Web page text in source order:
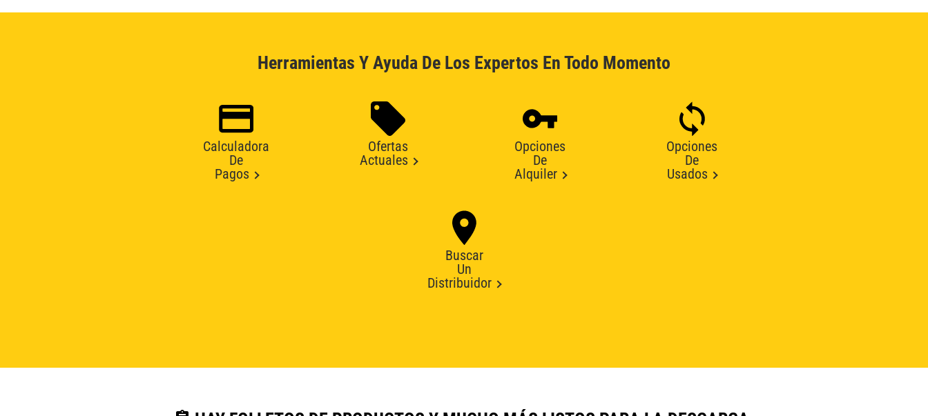
Herramientas Y Ayuda De Los Expertos En Todo Momento
Calculadora
De
Pagos
Ofertas
Actuales
Opciones
De
Alquiler
Opciones
De
Usados
Buscar
Un
Distribuidor